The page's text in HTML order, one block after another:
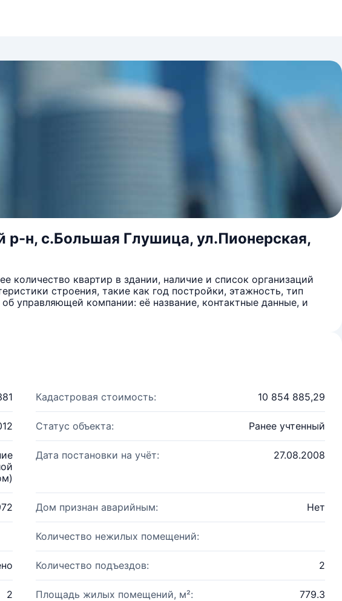
н, с.Большая Глушица, ул.Пионерская,
квартир в здании, наличие и список организаций
строения, такие как год постройки, этажность, тип
управляющей компании: её название, контактные данные, и
Кадастровая стоимость: 10 854 885,29
Статус объекта: Ранее учтенный
Дата постановки на учёт: 27.08.2008
Дом признан аварийным: Нет
Количество нежилых помещений:
Количество подъездов: 2
2 Площадь жилых помещений, м²: 779.3